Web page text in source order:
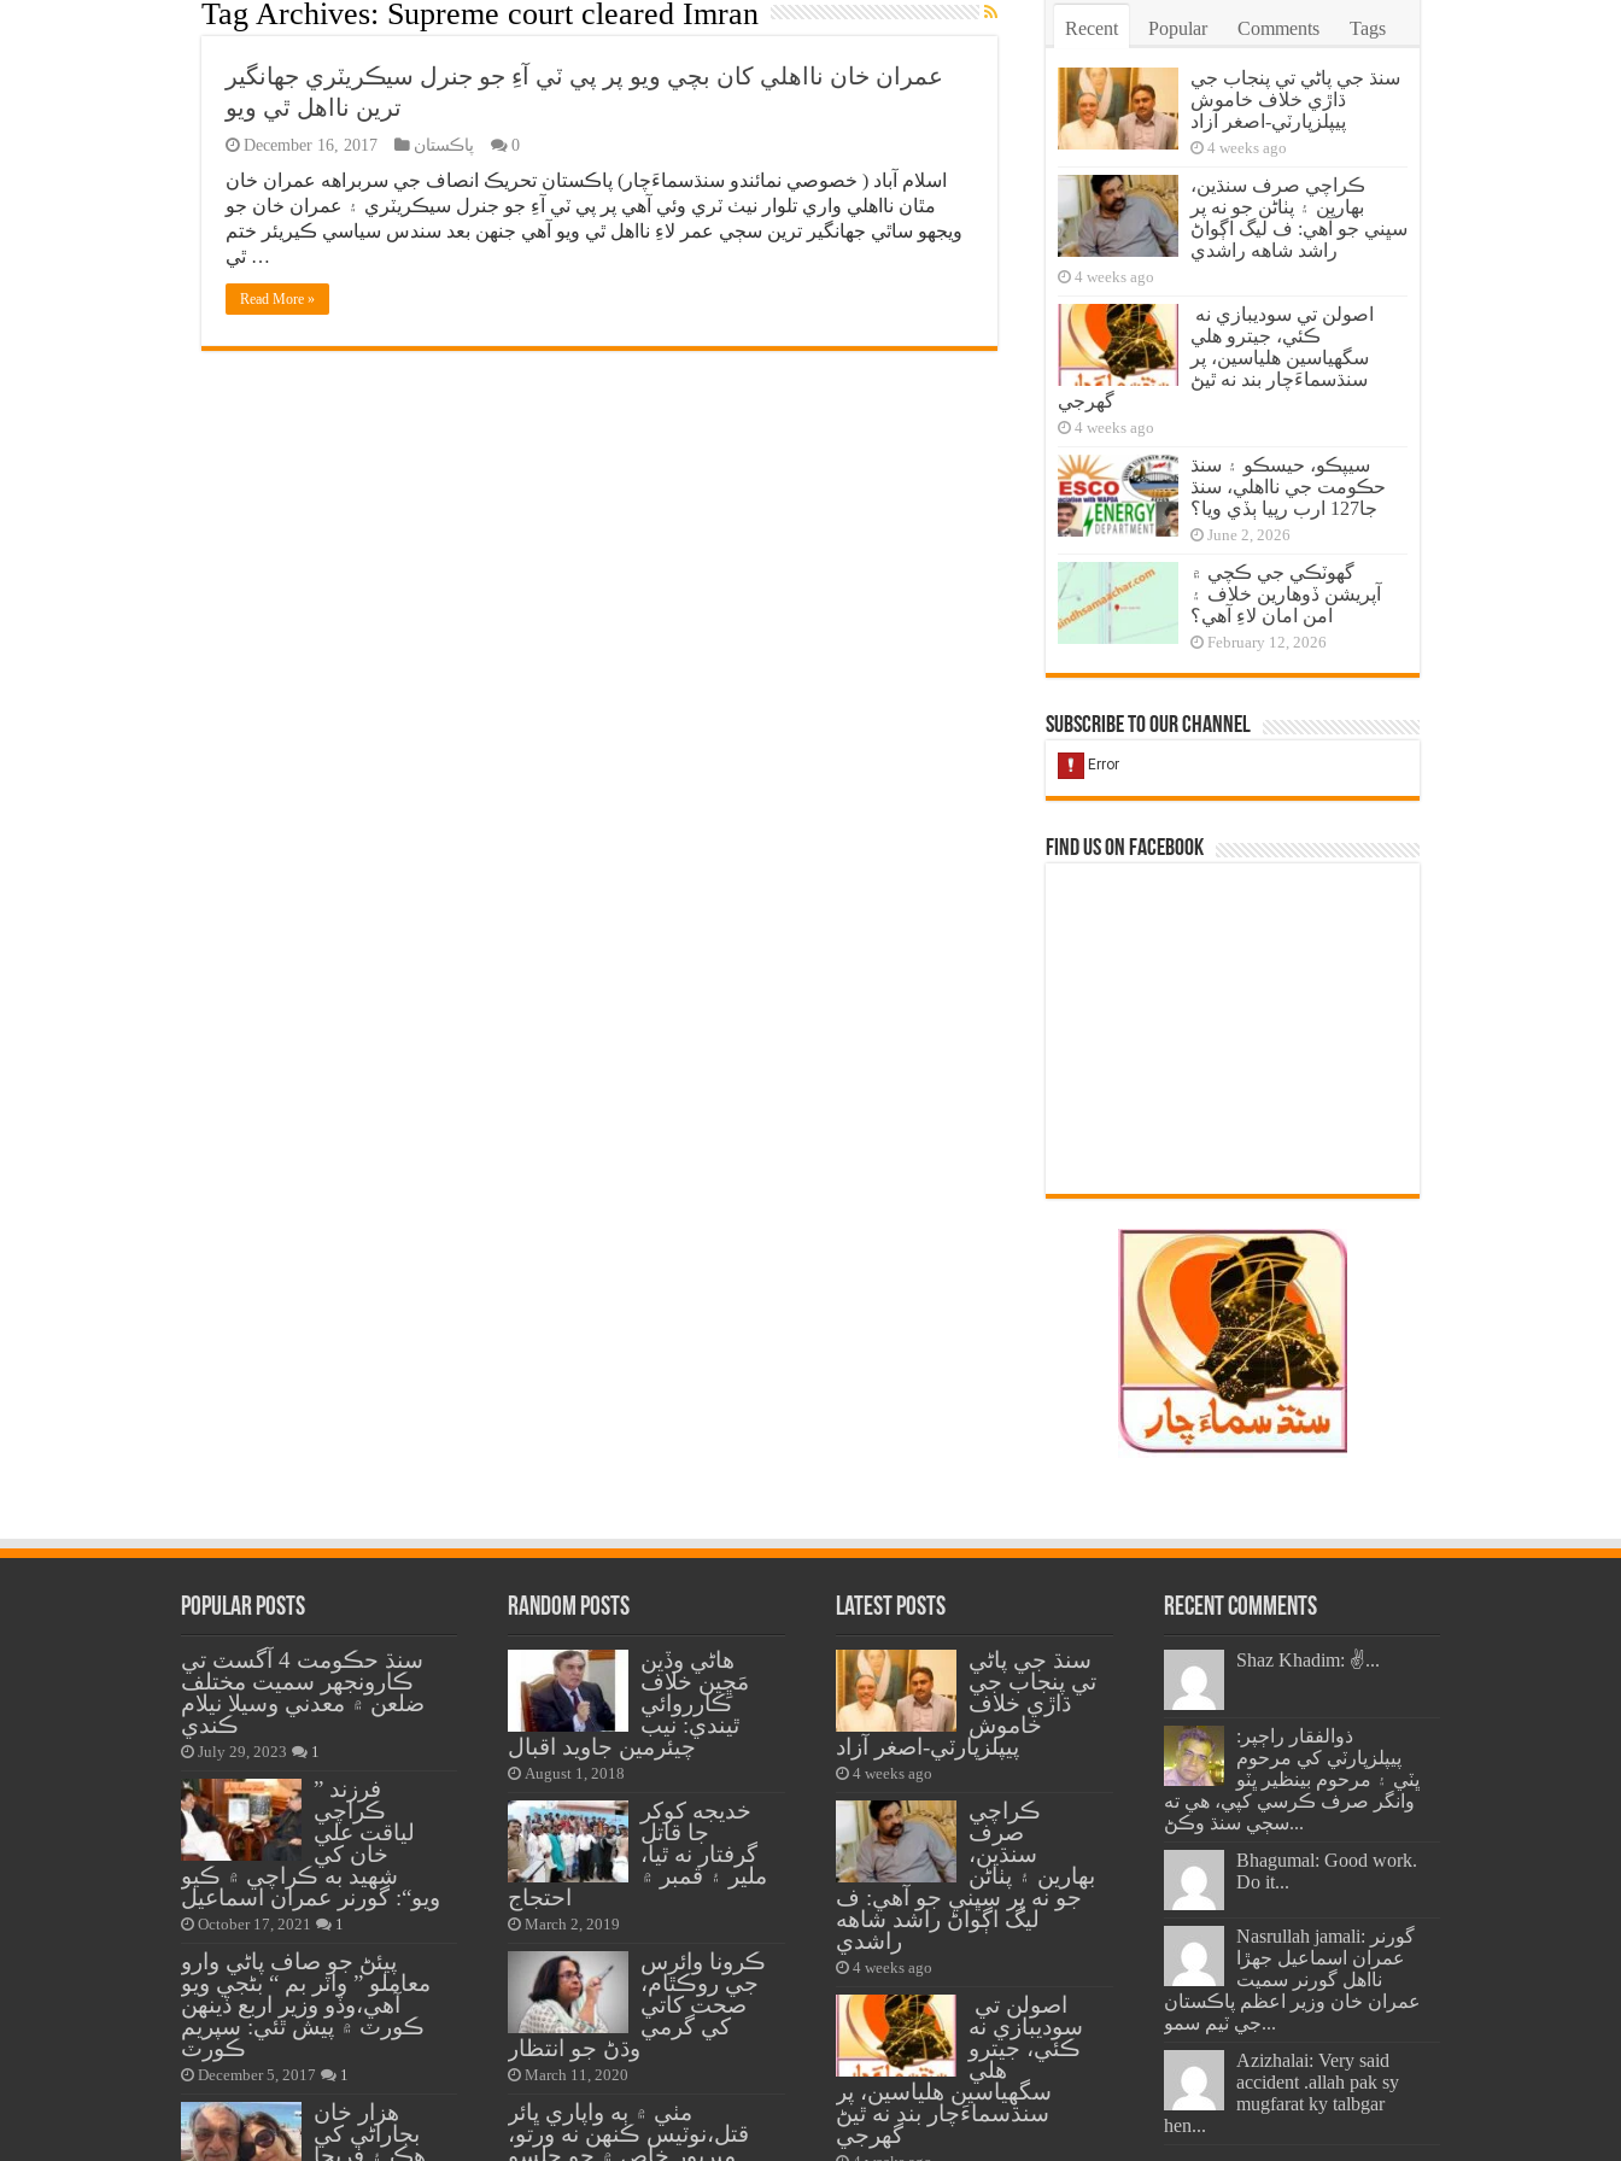
Tag Archives: Supreme court cleared Imran
عمران خان نااهلي کان بچي ويو پر پي ٽي آءِ جو جنرل سيڪريٽري جهانگير
ترين نااهل ٿي ويو
December 16, 2017 پاڪستان 0
اسلام آباد ( خصوصي نمائندو سنڌسماءَچار) پاڪستان تحريڪ انصاف جي سربراهه عمران خان
مٿان نااهلي واري تلوار نيٺ ٽري وئي آهي پر پي ٽي آءِ جو جنرل سيڪريٽري ۽ عمران خان جو
ويجهو ساٿي جهانگير ترين سڄي عمر لاءِ نااهل ٿي ويو آهي جنهن بعد سندس سياسي ڪيريئر ختم
ٿي …
Read More »
Recent Popular Comments Tags
سنڌ جي پاڻي تي پنجاب جي
ڌاڙي خلاف خاموش
پيپلزپارٽي-اصغر آزاد
4 weeks ago
ڪراچي صرف سنڌين،
بهارين ۽ پٺاڻن جو نه پر
سڀني جو آهي: ف ليگ اڳواڻ
راشد شاهه راشدي
4 weeks ago
ڪئي، جيترو هلي
سگهياسين هلياسين، پر
سنڌسماءَچار بند نه ٿيڻ
گهرجي
4 weeks ago
سيپڪو، حيسڪو ۽ سنڌ
حڪومت جي نااهلي، سنڌ
جا127 ارب رپيا ٻڏي ويا؟
June 2, 2026
گهوٽڪي جي ڪچي ۾
آپريشن ڏوهارين خلاف ۽
امن امان لاءِ آهي؟
February 12, 2026
Subscribe to our Channel
Find us on Facebook
Popular Posts
سنڌ حڪومت 4 آگسٽ تي
ڪارونجهر سميت مختلف
ضلعن ۾ معدني وسيلا نيلام
ڪندي
July 29, 2023 1
” فرزند
ڪراچي
لياقت علي
خان کي
شهيد به ڪراچي ۾ ڪيو
ويو“: گورنر عمران اسماعيل
October 17, 2021 1
پيئڻ جو صاف پاڻي وارو
معاملو ” واٽر بم “ بڻجي ويو
آهي،وڏو وزير اربع ڏينهن
ڪورٽ ۾ پيش ٿئي: سپريم
ڪورٽ
December 5, 2017 1
هزار خان
بجاراڻي کي
هڪ ۽ فريحا
Random Posts
هاڻي وڏين
مَڇِين خلاف
ڪارروائي
ٿيندي: نيب
چيئرمين جاويد اقبال
August 1, 2018
خديجه کوکر
جا قاتل
گرفتار نه ٿيا،
ملير ۽ قمبر ۾
احتجاج
March 2, 2019
ڪرونا وائرس
جي روڪٿام،
صحت کاتي
کي گرمي
وڌڻ جو انتظار
March 11, 2020
مٺي ۾ ٻه واپاري ڀائر
قتل،نوٽيس ڪنهن نه ورتو،
ميرپور خاص ۾ جو جلسو
Latest Posts
سنڌ جي پاڻي
تي پنجاب جي
ڌاڙي خلاف
خاموش
پيپلزپارٽي-اصغر آزاد
4 weeks ago
ڪراچي
صرف
سنڌين،
بهارين ۽ پٺاڻن
جو نه پر سڀني جو آهي: ف
ليگ اڳواڻ راشد شاهه
راشدي
4 weeks ago
سوديبازي نه
ڪئي، جيترو
هلي
سگهياسين هلياسين، پر
سنڌسماءَچار بند نه ٿيڻ
گهرجي
Recent Comments
Shaz Khadim: ✌️...
ذوالفقار راڄپر:
پيپلزپارٽي کي مرحوم
ڀٽي ۽ مرحوم بينظير ڀٽو
وانگر صرف ڪرسي کپي، هي ته
سڄي سنڌ وڪڻ...
Bhagumal: Good work.
Do it...
Nasrullah jamali: گورنر
عمران اسماعيل جھڙا
نااهل گورنر سميت
عمران خان وزير اعظم پاڪستان
جي ٽيم سمو...
Azizhalai: Very said
accident .allah pak sy
mugfarat ky talbgar
hen...